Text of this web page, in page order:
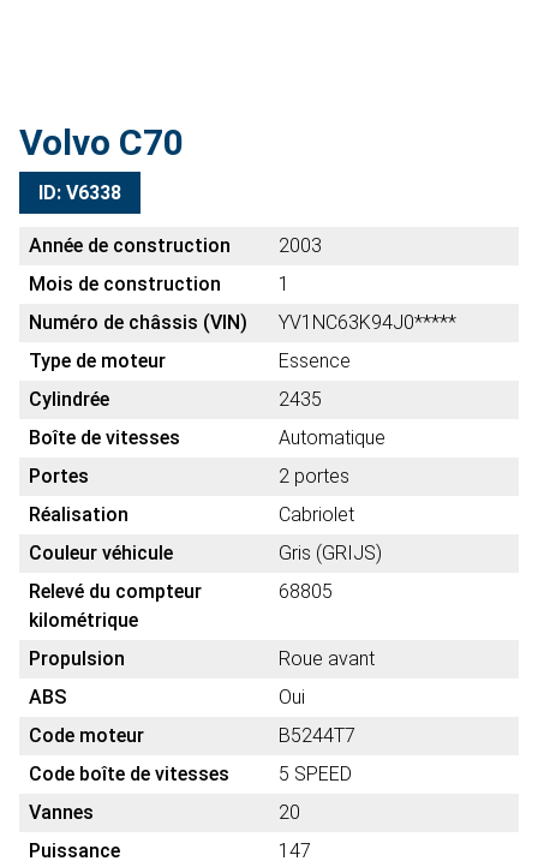
Volvo C70
ID: V6338
Année de construction
2003
Mois de construction
1
Numéro de châssis (VIN)
YV1NC63K94J0*****
Type de moteur
Essence
Cylindrée
2435
Boîte de vitesses
Automatique
Portes
2 portes
Réalisation
Cabriolet
Couleur véhicule
Gris (GRIJS)
Relevé du compteur
kilométrique
68805
Propulsion
Roue avant
ABS
Oui
Code moteur
B5244T7
Code boîte de vitesses
5 SPEED
Vannes
20
Puissance
147